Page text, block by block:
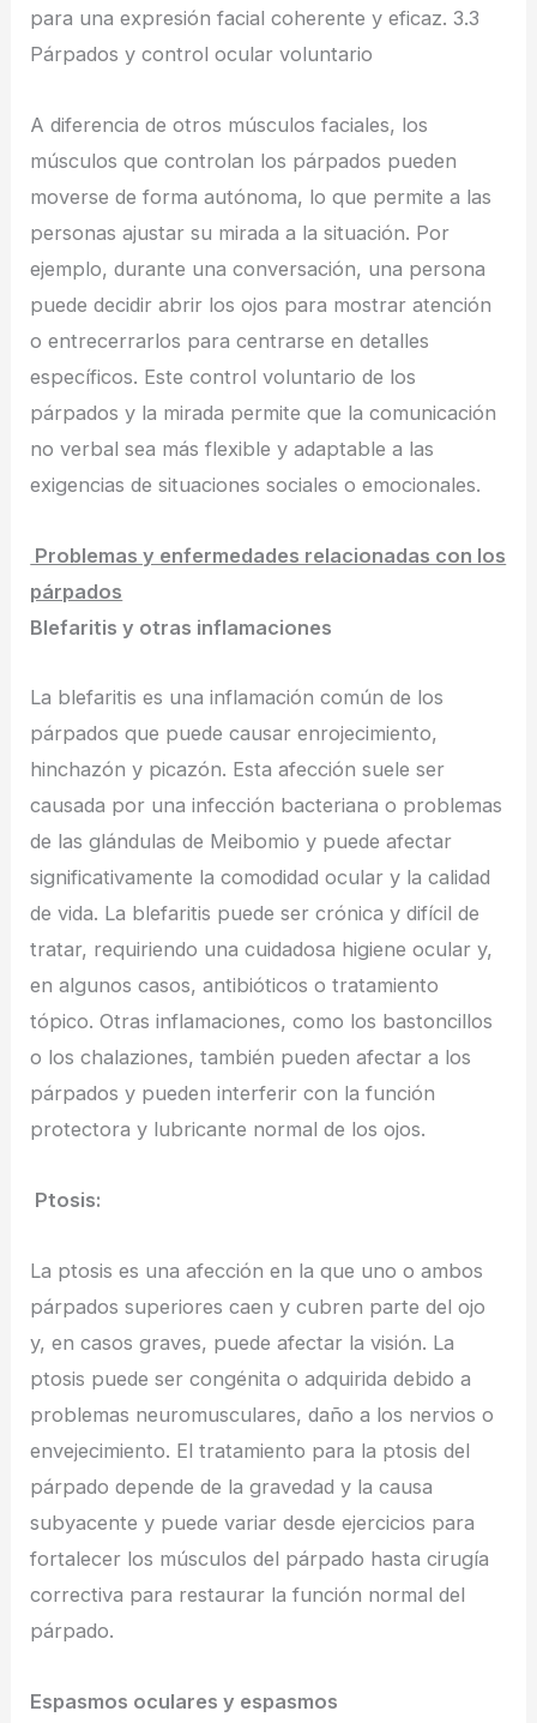
para una expresión facial coherente y eficaz. 3.3
Párpados y control ocular voluntario
A diferencia de otros músculos faciales, los
músculos que controlan los párpados pueden
moverse de forma autónoma, lo que permite a las
personas ajustar su mirada a la situación. Por
ejemplo, durante una conversación, una persona
puede decidir abrir los ojos para mostrar atención
o entrecerrarlos para centrarse en detalles
específicos. Este control voluntario de los
párpados y la mirada permite que la comunicación
no verbal sea más flexible y adaptable a las
exigencias de situaciones sociales o emocionales.
Problemas y enfermedades relacionadas con los
párpados
Blefaritis y otras inflamaciones
La blefaritis es una inflamación común de los
párpados que puede causar enrojecimiento,
hinchazón y picazón. Esta afección suele ser
causada por una infección bacteriana o problemas
de las glándulas de Meibomio y puede afectar
significativamente la comodidad ocular y la calidad
de vida. La blefaritis puede ser crónica y difícil de
tratar, requiriendo una cuidadosa higiene ocular y,
en algunos casos, antibióticos o tratamiento
tópico. Otras inflamaciones, como los bastoncillos
o los chalaziones, también pueden afectar a los
párpados y pueden interferir con la función
protectora y lubricante normal de los ojos.
Ptosis:
La ptosis es una afección en la que uno o ambos
párpados superiores caen y cubren parte del ojo
y, en casos graves, puede afectar la visión. La
ptosis puede ser congénita o adquirida debido a
problemas neuromusculares, daño a los nervios o
envejecimiento. El tratamiento para la ptosis del
párpado depende de la gravedad y la causa
subyacente y puede variar desde ejercicios para
fortalecer los músculos del párpado hasta cirugía
correctiva para restaurar la función normal del
párpado.
Espasmos oculares y espasmos